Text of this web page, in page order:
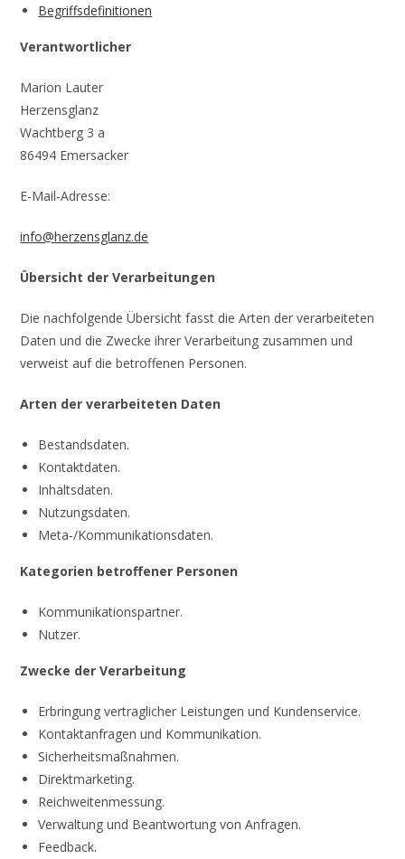
Begriffsdefinitionen
Verantwortlicher
Marion Lauter
Herzensglanz
Wachtberg 3 a
86494 Emersacker
E-Mail-Adresse:
info@herzensglanz.de
Übersicht der Verarbeitungen
Die nachfolgende Übersicht fasst die Arten der verarbeiteten
Daten und die Zwecke ihrer Verarbeitung zusammen und
verweist auf die betroffenen Personen.
Arten der verarbeiteten Daten
Bestandsdaten.
Kontaktdaten.
Inhaltsdaten.
Nutzungsdaten.
Meta-/Kommunikationsdaten.
Kategorien betroffener Personen
Kommunikationspartner.
Nutzer.
Zwecke der Verarbeitung
Erbringung vertraglicher Leistungen und Kundenservice.
Kontaktanfragen und Kommunikation.
Sicherheitsmaßnahmen.
Direktmarketing.
Reichweitenmessung.
Verwaltung und Beantwortung von Anfragen.
Feedback.